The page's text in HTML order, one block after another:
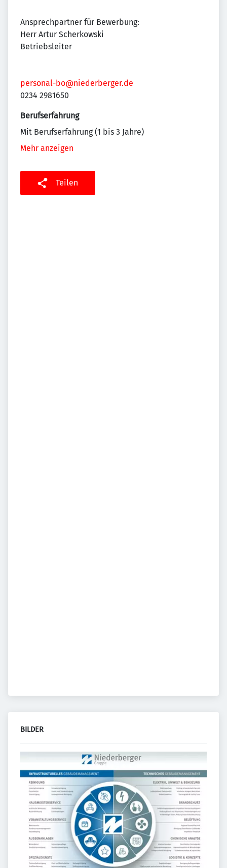
Ansprechpartner für Bewerbung:
Herr Artur Scherkowski
Betriebsleiter
personal-bo@niederberger.de
0234 2981650
Berufserfahrung
Mit Berufserfahrung (1 bis 3 Jahre)
Mehr anzeigen
Teilen
BILDER